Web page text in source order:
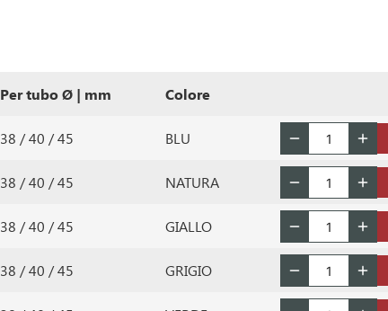
Per tubo Ø | mm Colore
38 / 40 / 45 BLU
38 / 40 / 45 NATURA
38 / 40 / 45 GIALLO
38 / 40 / 45 GRIGIO